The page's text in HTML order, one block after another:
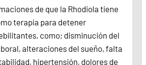
de que la Rhodiola tiene
terapia para detener
como; disminución del
alteraciones del sueño, falta
hipertensión, dolores de